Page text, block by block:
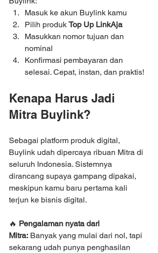
Masuk ke akun Buylink kamu
Pilih produk Top Up LinkAja
Masukkan nomor tujuan dan
nominal
Konfirmasi pembayaran dan
selesai. Cepat, instan, dan praktis!
Kenapa Harus Jadi
Mitra Buylink?
Sebagai platform produk digital,
Buylink udah dipercaya ribuan Mitra di
seluruh Indonesia. Sistemnya
dirancang supaya gampang dipakai,
meskipun kamu baru pertama kali
terjun ke bisnis digital.
🔥 Pengalaman nyata dari
Mitra: Banyak yang mulai dari nol, tapi
sekarang udah punya penghasilan